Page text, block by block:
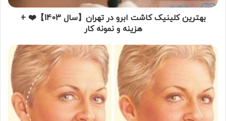
بهترین کلینیک کاشت ابرو در تهران【سال 1403】❤️ +
هزینه و نمونه کار